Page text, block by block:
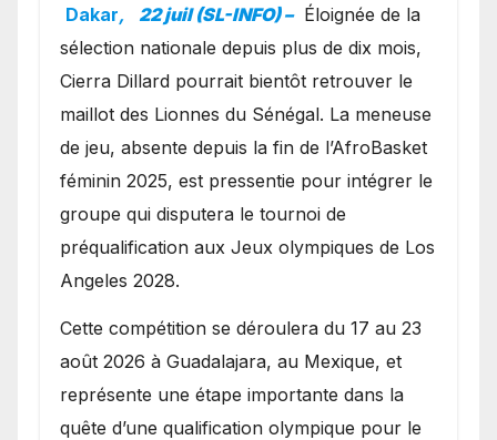
Dakar, 22 juil (SL-INFO) – Éloignée de la
sélection nationale depuis plus de dix mois,
Cierra Dillard pourrait bientôt retrouver le
maillot des Lionnes du Sénégal. La meneuse
de jeu, absente depuis la fin de l’AfroBasket
féminin 2025, est pressentie pour intégrer le
groupe qui disputera le tournoi de
préqualification aux Jeux olympiques de Los
Angeles 2028.
Cette compétition se déroulera du 17 au 23
août 2026 à Guadalajara, au Mexique, et
représente une étape importante dans la
quête d’une qualification olympique pour le